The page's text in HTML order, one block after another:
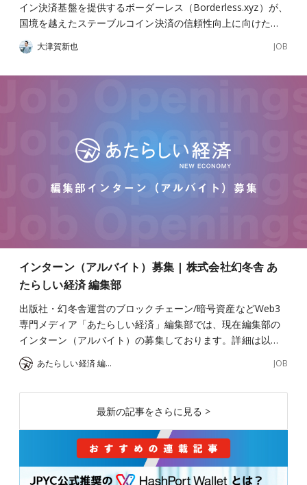
イン決済基盤を提供するボーダーレス（Borderless.xyz）が、
国境を越えたステーブルコイン決済の信頼性向上に向けた…
大津賀新也 JOB
インターン（アルバイト）募集 | 株式会社幻冬舎 あ
たらしい経済 編集部
出版社・幻冬舎運営のブロックチェーン/暗号資産などWeb3
専門メディア「あたらしい経済」編集部では、現在編集部の
インターン（アルバイト）の募集しております。詳細は以…
あたらしい経済 編集部 JOB
最新の記事をさらに見る >